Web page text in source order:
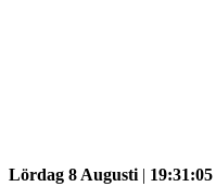
Lördag 8 Augusti | 19:31:05